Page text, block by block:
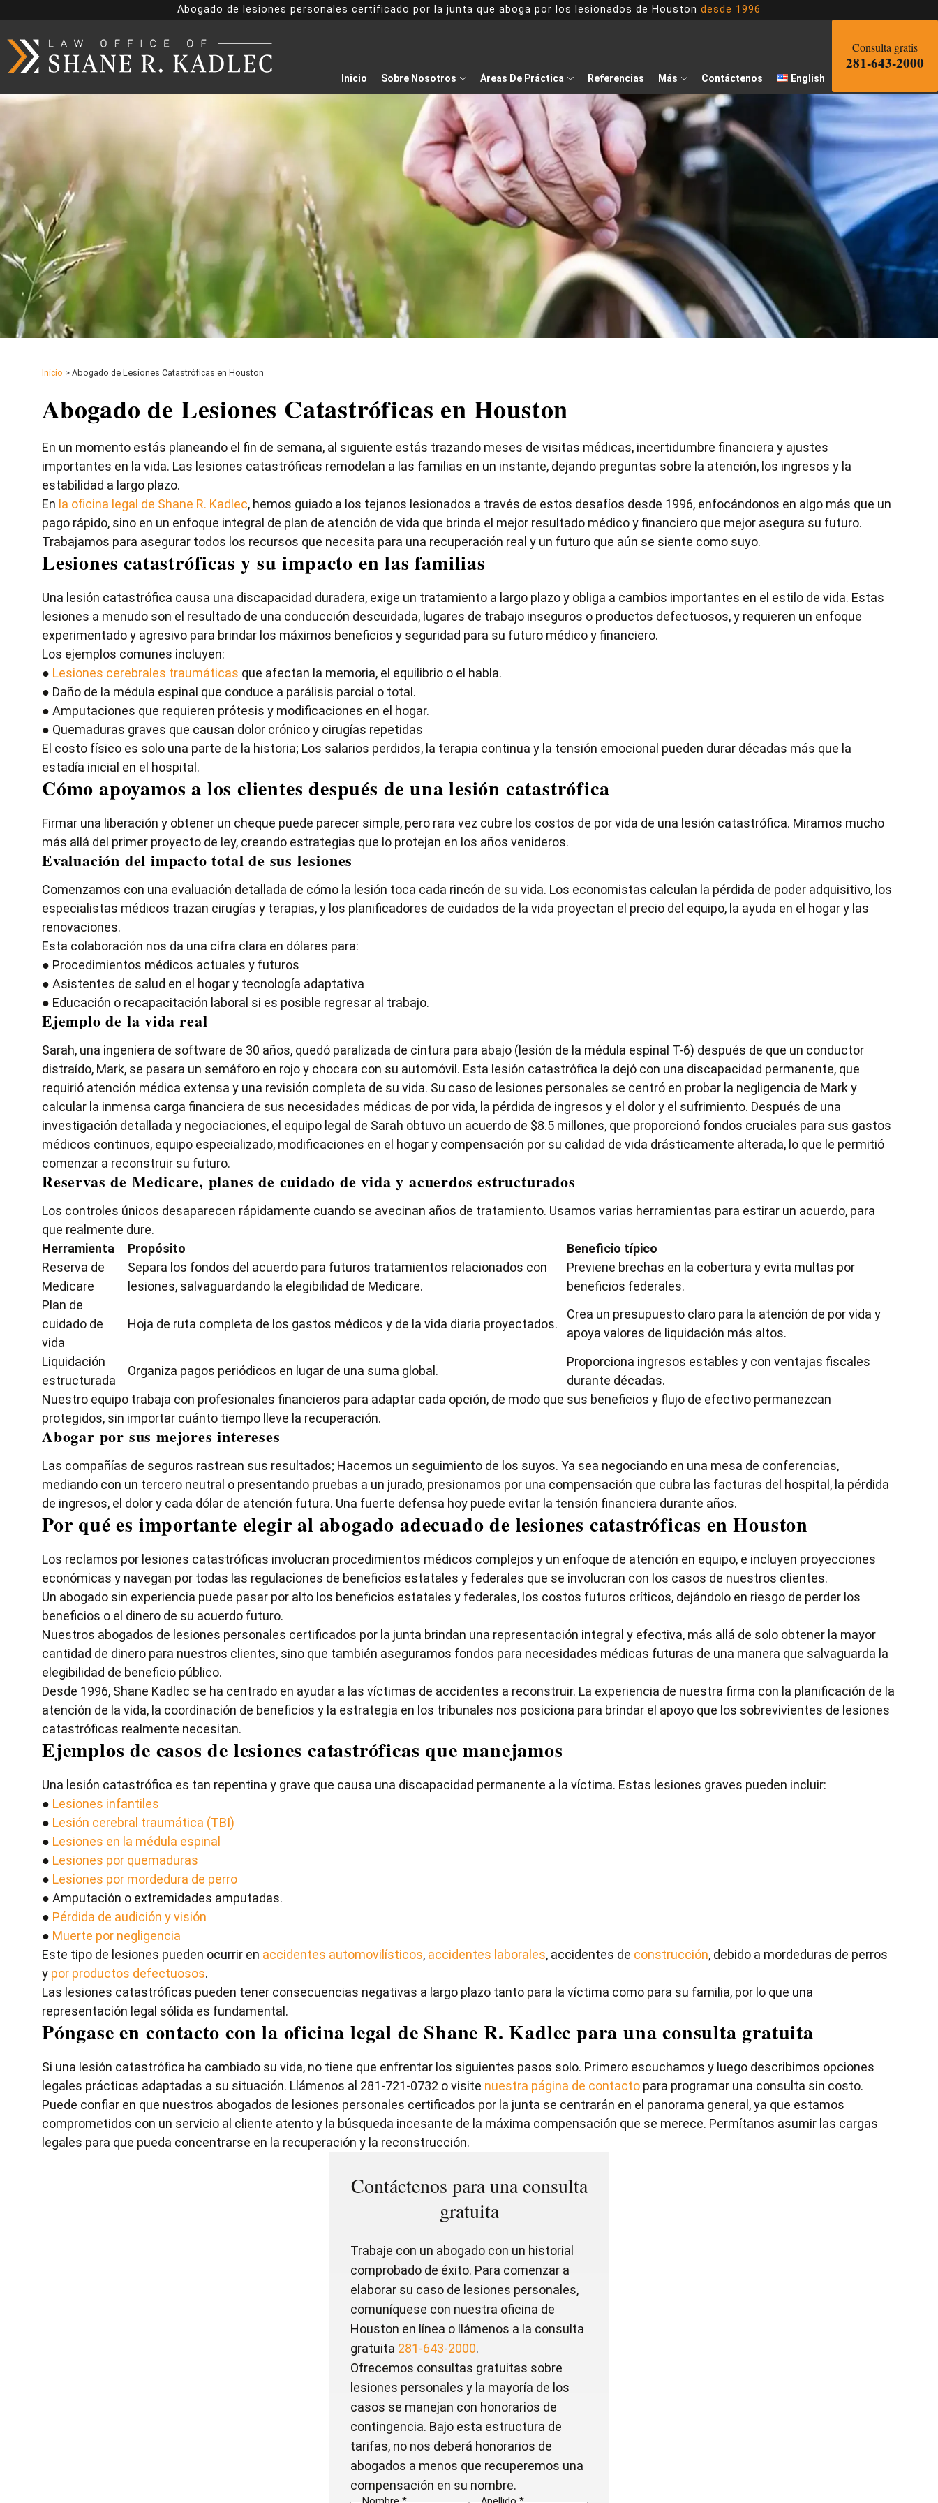
Abogado de lesiones personales certificado por la junta que aboga por los lesionados de Houston desde 1996
Inicio Sobre Nosotros Áreas De Práctica Referencias Más Contáctenos English
Consulta gratis
281-643-2000
Inicio > Abogado de Lesiones Catastróficas en Houston
Abogado de Lesiones Catastróficas en Houston
En un momento estás planeando el fin de semana, al siguiente estás trazando meses de visitas médicas, incertidumbre financiera y ajustes
importantes en la vida. Las lesiones catastróficas remodelan a las familias en un instante, dejando preguntas sobre la atención, los ingresos y la
estabilidad a largo plazo.
En la oficina legal de Shane R. Kadlec, hemos guiado a los tejanos lesionados a través de estos desafíos desde 1996, enfocándonos en algo más que un
pago rápido, sino en un enfoque integral de plan de atención de vida que brinda el mejor resultado médico y financiero que mejor asegura su futuro.
Trabajamos para asegurar todos los recursos que necesita para una recuperación real y un futuro que aún se siente como suyo.
Lesiones catastróficas y su impacto en las familias
Una lesión catastrófica causa una discapacidad duradera, exige un tratamiento a largo plazo y obliga a cambios importantes en el estilo de vida. Estas
lesiones a menudo son el resultado de una conducción descuidada, lugares de trabajo inseguros o productos defectuosos, y requieren un enfoque
experimentado y agresivo para brindar los máximos beneficios y seguridad para su futuro médico y financiero.
Los ejemplos comunes incluyen:
● Lesiones cerebrales traumáticas que afectan la memoria, el equilibrio o el habla.
● Daño de la médula espinal que conduce a parálisis parcial o total.
● Amputaciones que requieren prótesis y modificaciones en el hogar.
● Quemaduras graves que causan dolor crónico y cirugías repetidas
El costo físico es solo una parte de la historia; Los salarios perdidos, la terapia continua y la tensión emocional pueden durar décadas más que la
estadía inicial en el hospital.
Cómo apoyamos a los clientes después de una lesión catastrófica
Firmar una liberación y obtener un cheque puede parecer simple, pero rara vez cubre los costos de por vida de una lesión catastrófica. Miramos mucho
más allá del primer proyecto de ley, creando estrategias que lo protejan en los años venideros.
Evaluación del impacto total de sus lesiones
Comenzamos con una evaluación detallada de cómo la lesión toca cada rincón de su vida. Los economistas calculan la pérdida de poder adquisitivo, los
especialistas médicos trazan cirugías y terapias, y los planificadores de cuidados de la vida proyectan el precio del equipo, la ayuda en el hogar y las
renovaciones.
Esta colaboración nos da una cifra clara en dólares para:
● Procedimientos médicos actuales y futuros
● Asistentes de salud en el hogar y tecnología adaptativa
● Educación o recapacitación laboral si es posible regresar al trabajo.
Ejemplo de la vida real
Sarah, una ingeniera de software de 30 años, quedó paralizada de cintura para abajo (lesión de la médula espinal T-6) después de que un conductor
distraído, Mark, se pasara un semáforo en rojo y chocara con su automóvil. Esta lesión catastrófica la dejó con una discapacidad permanente, que
requirió atención médica extensa y una revisión completa de su vida. Su caso de lesiones personales se centró en probar la negligencia de Mark y
calcular la inmensa carga financiera de sus necesidades médicas de por vida, la pérdida de ingresos y el dolor y el sufrimiento. Después de una
investigación detallada y negociaciones, el equipo legal de Sarah obtuvo un acuerdo de $8.5 millones, que proporcionó fondos cruciales para sus gastos
médicos continuos, equipo especializado, modificaciones en el hogar y compensación por su calidad de vida drásticamente alterada, lo que le permitió
comenzar a reconstruir su futuro.
Reservas de Medicare, planes de cuidado de vida y acuerdos estructurados
Los controles únicos desaparecen rápidamente cuando se avecinan años de tratamiento. Usamos varias herramientas para estirar un acuerdo, para
que realmente dure.
Herramienta
Propósito
Beneficio típico
Reserva de
Medicare
Separa los fondos del acuerdo para futuros tratamientos relacionados con
lesiones, salvaguardando la elegibilidad de Medicare.
Previene brechas en la cobertura y evita multas por
beneficios federales.
Plan de
cuidado de
vida
Hoja de ruta completa de los gastos médicos y de la vida diaria proyectados.
Crea un presupuesto claro para la atención de por vida y
apoya valores de liquidación más altos.
Liquidación
estructurada
Organiza pagos periódicos en lugar de una suma global.
Proporciona ingresos estables y con ventajas fiscales
durante décadas.
Nuestro equipo trabaja con profesionales financieros para adaptar cada opción, de modo que sus beneficios y flujo de efectivo permanezcan
protegidos, sin importar cuánto tiempo lleve la recuperación.
Abogar por sus mejores intereses
Las compañías de seguros rastrean sus resultados; Hacemos un seguimiento de los suyos. Ya sea negociando en una mesa de conferencias,
mediando con un tercero neutral o presentando pruebas a un jurado, presionamos por una compensación que cubra las facturas del hospital, la pérdida
de ingresos, el dolor y cada dólar de atención futura. Una fuerte defensa hoy puede evitar la tensión financiera durante años.
Por qué es importante elegir al abogado adecuado de lesiones catastróficas en Houston
Los reclamos por lesiones catastróficas involucran procedimientos médicos complejos y un enfoque de atención en equipo, e incluyen proyecciones
económicas y navegan por todas las regulaciones de beneficios estatales y federales que se involucran con los casos de nuestros clientes.
Un abogado sin experiencia puede pasar por alto los beneficios estatales y federales, los costos futuros críticos, dejándolo en riesgo de perder los
beneficios o el dinero de su acuerdo futuro.
Nuestros abogados de lesiones personales certificados por la junta brindan una representación integral y efectiva, más allá de solo obtener la mayor
cantidad de dinero para nuestros clientes, sino que también aseguramos fondos para necesidades médicas futuras de una manera que salvaguarda la
elegibilidad de beneficio público.
Desde 1996, Shane Kadlec se ha centrado en ayudar a las víctimas de accidentes a reconstruir. La experiencia de nuestra firma con la planificación de la
atención de la vida, la coordinación de beneficios y la estrategia en los tribunales nos posiciona para brindar el apoyo que los sobrevivientes de lesiones
catastróficas realmente necesitan.
Ejemplos de casos de lesiones catastróficas que manejamos
Una lesión catastrófica es tan repentina y grave que causa una discapacidad permanente a la víctima. Estas lesiones graves pueden incluir:
● Lesiones infantiles
● Lesión cerebral traumática (TBI)
● Lesiones en la médula espinal
● Lesiones por quemaduras
● Lesiones por mordedura de perro
● Amputación o extremidades amputadas.
● Pérdida de audición y visión
● Muerte por negligencia
Este tipo de lesiones pueden ocurrir en accidentes automovilísticos, accidentes laborales, accidentes de construcción, debido a mordeduras de perros
y por productos defectuosos.
Las lesiones catastróficas pueden tener consecuencias negativas a largo plazo tanto para la víctima como para su familia, por lo que una
representación legal sólida es fundamental.
Póngase en contacto con la oficina legal de Shane R. Kadlec para una consulta gratuita
Si una lesión catastrófica ha cambiado su vida, no tiene que enfrentar los siguientes pasos solo. Primero escuchamos y luego describimos opciones
legales prácticas adaptadas a su situación. Llámenos al 281-721-0732 o visite nuestra página de contacto para programar una consulta sin costo.
Puede confiar en que nuestros abogados de lesiones personales certificados por la junta se centrarán en el panorama general, ya que estamos
comprometidos con un servicio al cliente atento y la búsqueda incesante de la máxima compensación que se merece. Permítanos asumir las cargas
legales para que pueda concentrarse en la recuperación y la reconstrucción.
Contáctenos para una consulta
gratuita
Trabaje con un abogado con un historial
comprobado de éxito. Para comenzar a
elaborar su caso de lesiones personales,
comuníquese con nuestra oficina de
Houston en línea o llámenos a la consulta
gratuita 281-643-2000.
Ofrecemos consultas gratuitas sobre
lesiones personales y la mayoría de los
casos se manejan con honorarios de
contingencia. Bajo esta estructura de
tarifas, no nos deberá honorarios de
abogados a menos que recuperemos una
compensación en su nombre.